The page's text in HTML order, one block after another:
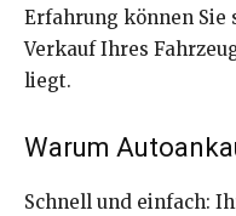
Erfahrung können Sie
Verkauf Ihres
liegt.
Warum
Schnell und einfach: